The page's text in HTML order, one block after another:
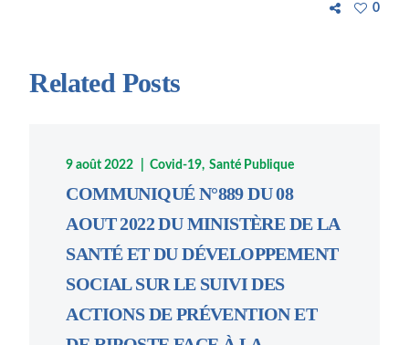
0
Related Posts
9 août 2022 Covid-19 Santé Publique
COMMUNIQUÉ N°889 DU 08
AOUT 2022 DU MINISTÈRE DE LA
SANTÉ ET DU DÉVELOPPEMENT
SOCIAL SUR LE SUIVI DES
ACTIONS DE PRÉVENTION ET